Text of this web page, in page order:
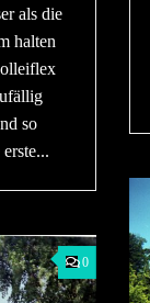
als die
halten
so
0